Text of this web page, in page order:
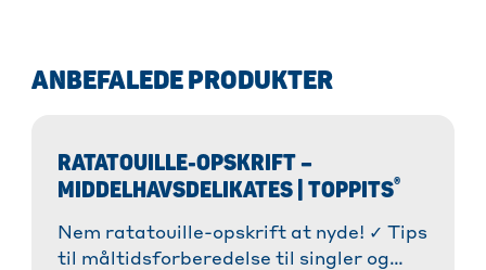
ANBEFALEDE PRODUKTER
RATATOUILLE-OPSKRIFT –
MIDDELHAVSDELIKATES | TOPPITS®
Nem ratatouille-opskrift at nyde! ✓ Tips
til måltidsforberedelse til singler og